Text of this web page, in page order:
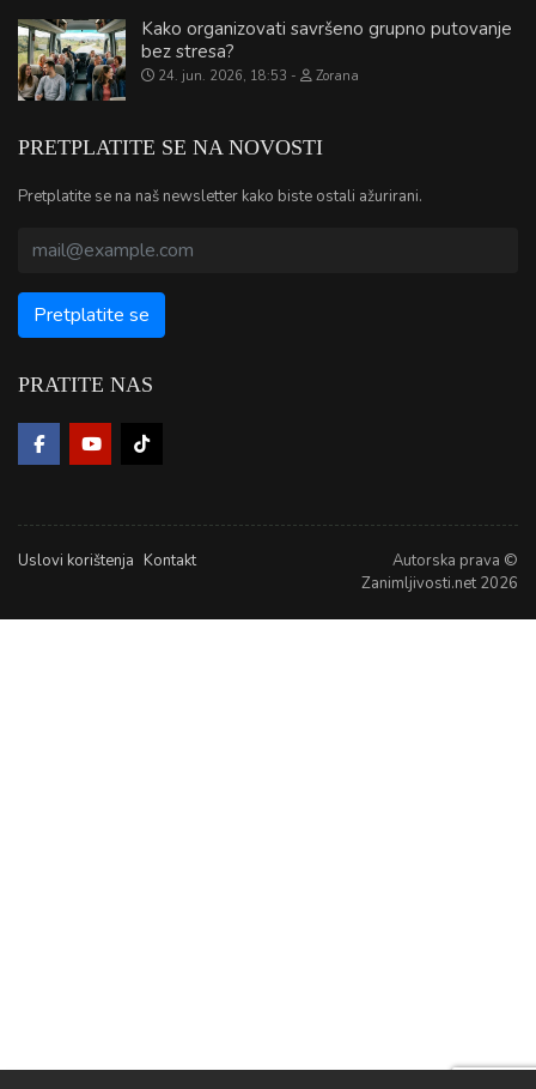
Kako organizovati savršeno grupno putovanje
bez stresa?
24. jun. 2026, 18:53 Zorana
PRETPLATITE SE NA NOVOSTI
Pretplatite se na naš newsletter kako biste ostali ažurirani.
PRATITE NAS
Uslovi korištenja Kontakt
Autorska prava ©
Zanimljivosti.net 2026